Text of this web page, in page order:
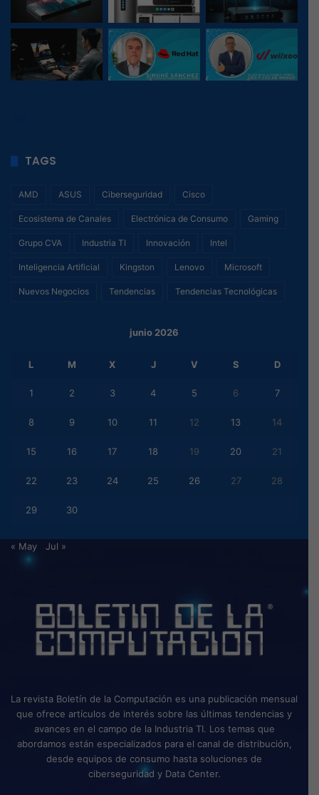
TAGS
AMD ASUS Ciberseguridad Cisco
Ecosistema de Canales Electrónica de Consumo Gaming
Grupo CVA Industria TI Innovación Intel
Inteligencia Artificial Kingston Lenovo Microsoft
Nuevos Negocios Tendencias Tendencias Tecnológicas
junio 2026
L M X J V S D
1 2 3 4 5 6 7
8 9 10 11 12 13 14
15 16 17 18 19 20 21
22 23 24 25 26 27 28
29 30
« May Jul »
La revista Boletín de la Computación es una publicación mensual
que ofrece artículos de interés sobre las últimas tendencias y
avances en el campo de la Industria TI. Los temas que
abordamos están especializados para el canal de distribución,
desde equipos de consumo hasta soluciones de
ciberseguridad y Data Center.